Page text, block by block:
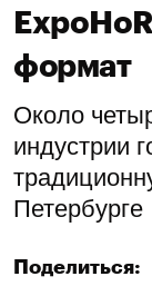
формат
Около
индустрии
Петербурге
Поделиться: